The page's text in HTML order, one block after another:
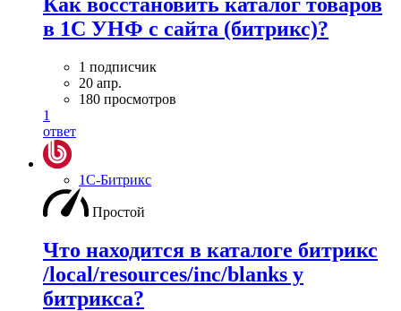
в 1С УНФ с сайта (битрикс)?
1 подписчик
20 апр.
180 просмотров
1
ответ
1С-Битрикс
Простой
Что находится в каталоге битрикс
/local/resources/inc/blanks у
битрикса?